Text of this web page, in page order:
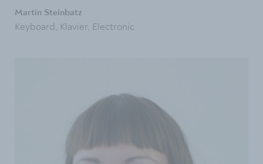
Martin Steinbatz
Keyboard, Klavier, Electronic